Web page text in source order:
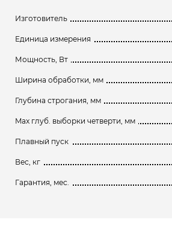
Изготовитель
Единица измерения
Мощность, Вт
Ширина обработки, мм
Глубина строгания, мм
Max глуб. выборки четверти, мм
Плавный пуск
Вес, кг
Гарантия, мес.